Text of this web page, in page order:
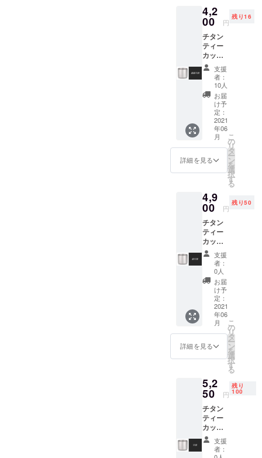
品、工家電
製品、面白
く便利を追
求するよう
に構成され
ています。
チームの目
標は、高品
利」「面白
い」「革新
的」をお客
運営してお
ります。是
非私たちの
商品をその
手にお取り
ください。
4,2
00 円
残り16
チタン
ティー
カップ
「∞」
1個
【税・
送料
込】 25
名様限
定価格
【一般
販売予
定価格
の7000
円から
40％オ
デザイ
ン・仕
様は変
更にな
る可能
性もご
ざいま
す。ご
了承く
ださ
い。 ※
ご注文
状況、
使用部
材の供
給状
況、製
より出
荷時期
が遅れ
る場合
があり
ます
支援
者：
10人
お届
け予
定：
2021
年06
月
詳細を見る
こ
の
リ
タ
ー
ン
を
選
択
す
る
4,9
00 円
残り50
チタン
ティー
カップ
「∞」
1個
【税・
送料
込】 50
名様限
定価格
【一般
販売予
定価格
の7000
円から
30％オ
デザイ
ン・仕
様は変
更にな
る可能
性もご
ざいま
す。ご
支援
者：
0人
お届
け予
定：
2021
年06
月
詳細を見る
こ
の
リ
タ
ー
ン
を
選
択
す
る
5,2
50 円
残り
100
チタン
ティー
カップ
「∞」
1個
【税・
支援
者：